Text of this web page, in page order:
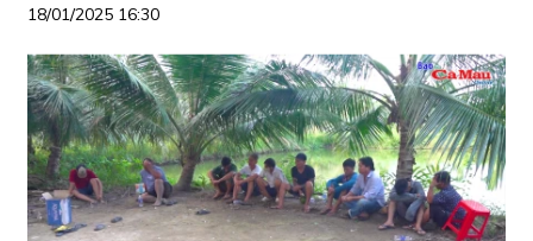
18/01/2025 16:30